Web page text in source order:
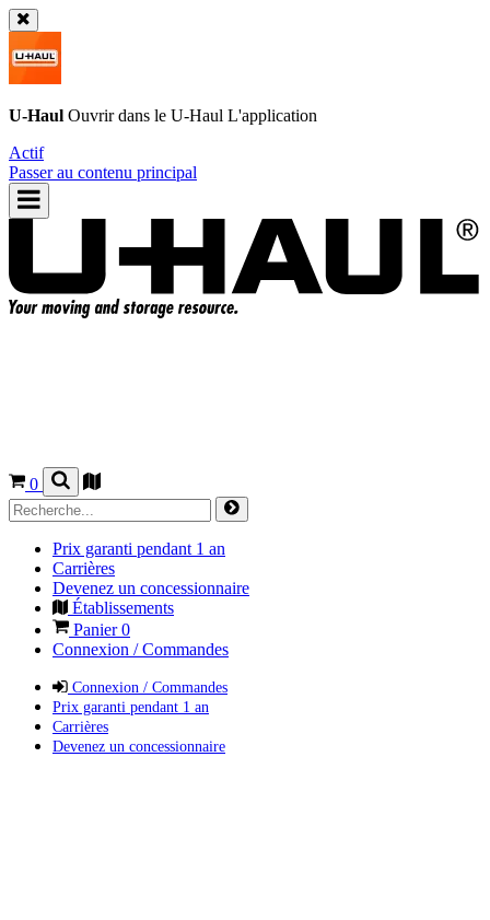
U-Haul Ouvrir dans le U-Haul L'application
Actif
Passer au contenu principal
0
Prix garanti pendant 1 an
Carrières
Devenez un concessionnaire
Établissements
Panier0
Connexion / Commandes
Connexion / Commandes
Prix garanti pendant 1 an
Carrières
Devenez un concessionnaire